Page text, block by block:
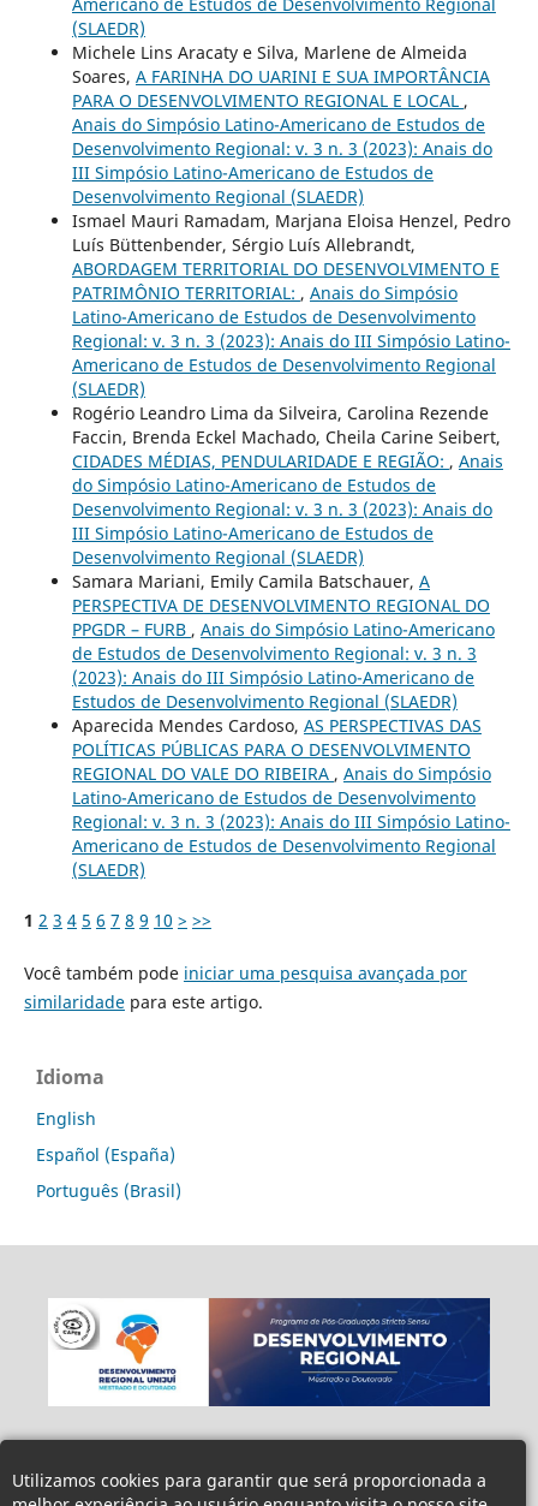
Utilizamos cookies para garantir que será proporcionada a
(SLAEDR)
Michele Lins Aracaty e Silva, Marlene de Almeida
Soares, A FARINHA DO UARINI E SUA IMPORTÂNCIA
PARA O DESENVOLVIMENTO REGIONAL E LOCAL ,
Anais do Simpósio Latino-Americano de Estudos de
Desenvolvimento Regional: v. 3 n. 3 (2023): Anais do
III Simpósio Latino-Americano de Estudos de
Desenvolvimento Regional (SLAEDR)
Ismael Mauri Ramadam, Marjana Eloisa Henzel, Pedro
Luís Büttenbender, Sérgio Luís Allebrandt,
ABORDAGEM TERRITORIAL DO DESENVOLVIMENTO E
PATRIMÔNIO TERRITORIAL: , Anais do Simpósio
Latino-Americano de Estudos de Desenvolvimento
Regional: v. 3 n. 3 (2023): Anais do III Simpósio Latino-
Americano de Estudos de Desenvolvimento Regional
(SLAEDR)
Rogério Leandro Lima da Silveira, Carolina Rezende
Faccin, Brenda Eckel Machado, Cheila Carine Seibert,
CIDADES MÉDIAS, PENDULARIDADE E REGIÃO: , Anais
do Simpósio Latino-Americano de Estudos de
Desenvolvimento Regional: v. 3 n. 3 (2023): Anais do
III Simpósio Latino-Americano de Estudos de
Desenvolvimento Regional (SLAEDR)
Samara Mariani, Emily Camila Batschauer, A
PERSPECTIVA DE DESENVOLVIMENTO REGIONAL DO
PPGDR – FURB , Anais do Simpósio Latino-Americano
de Estudos de Desenvolvimento Regional: v. 3 n. 3
(2023): Anais do III Simpósio Latino-Americano de
Estudos de Desenvolvimento Regional (SLAEDR)
Aparecida Mendes Cardoso, AS PERSPECTIVAS DAS
POLÍTICAS PÚBLICAS PARA O DESENVOLVIMENTO
REGIONAL DO VALE DO RIBEIRA , Anais do Simpósio
Latino-Americano de Estudos de Desenvolvimento
Regional: v. 3 n. 3 (2023): Anais do III Simpósio Latino-
Americano de Estudos de Desenvolvimento Regional
(SLAEDR)
1 2 3 4 5 6 7 8 9 10 > >>
Você também pode iniciar uma pesquisa avançada por
similaridadepara este artigo.
Idioma
English
Español (España)
Português (Brasil)